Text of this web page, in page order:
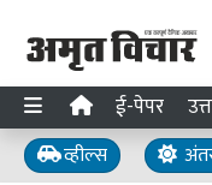
ई-पेपर
व्हील्स